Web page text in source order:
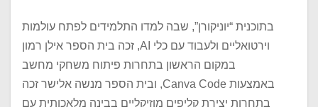
בתוכנית “יוניקורן”, שבה למדו התלמידים לפתח עולמות
וירטואליים ולעבוד עם כלי AI, זכה בית הספר אילן רמון
במקום הראשון בתחרות פיתוח משחקי מחשב
באמצעות Canva Code, ובית הספר מנשה אלישר זכה
בתחרות יצירת קליפים מוזיקליים בבינה מלאכותית עם